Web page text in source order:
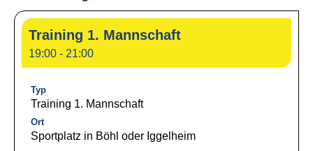
Training 1. Mannschaft
19:00 - 21:00
Typ
Training 1. Mannschaft
Ort
Sportplatz in Böhl oder Iggelheim